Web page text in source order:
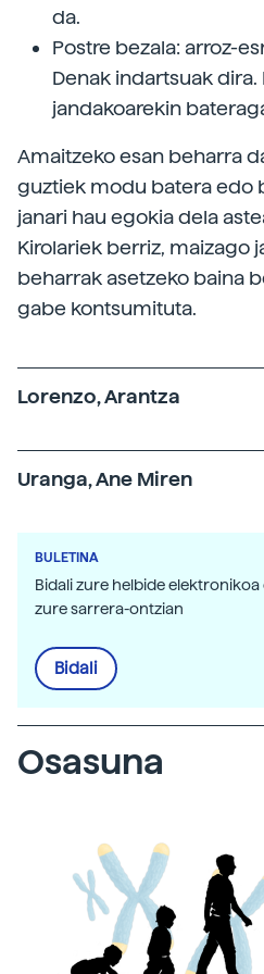
da.
Postre bezala: arroz-
Denak indartsuak
jandakoarekin
Amaitzeko esan beharra
guztiek modu batera edo
janari hau egokia dela
Kirolariek berriz, maizago
beharrak asetzeko baina
gabe kontsumituta.
Lorenzo, Arantza
Uranga, Ane Miren
BULETINA
Bidali zure helbide
zure sarrera-ontzian
Bidali
Osasuna